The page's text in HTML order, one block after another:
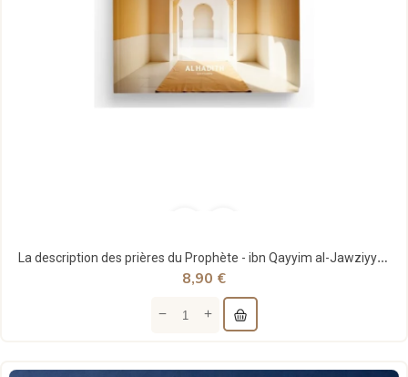
La description des prières du Prophète - ibn Qayyim al-Jawziyya - al-hadith
8,90 €